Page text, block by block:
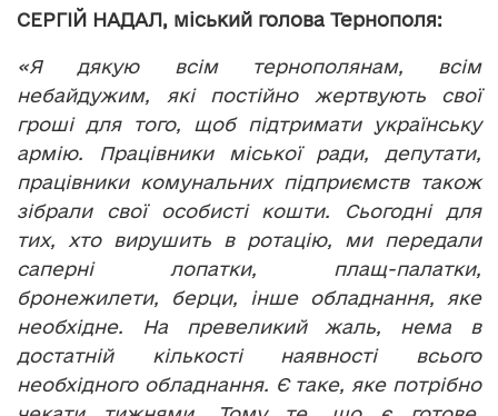
СЕРГІЙ НАДАЛ, міський голова Тернополя:
«Я дякую всім тернополянам, всім
небайдужим, які постійно жертвують свої
гроші для того, щоб підтримати українську
армію. Працівники міської ради, депутати,
працівники комунальних підприємств також
зібрали свої особисті кошти. Сьогодні для
тих, хто вирушить в ротацію, ми передали
саперні лопатки, плащ-палатки,
бронежилети, берци, інше обладнання, яке
необхідне. На превеликий жаль, нема в
достатній кількості наявності всього
необхідного обладнання. Є таке, яке потрібно